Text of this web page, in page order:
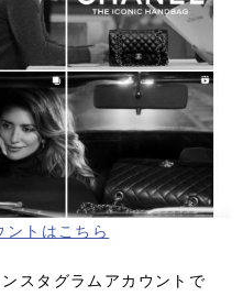
トはこちら
スタグラムアカウントで